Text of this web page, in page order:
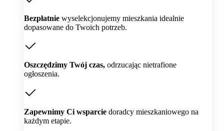
Bezpłatnie wyselekcjonujemy mieszkania idealnie
dopasowane do Twoich potrzeb.
Oszczędzimy Twój czas, odrzucając nietrafione
ogłoszenia.
Zapewnimy Ci wsparcie doradcy mieszkaniowego na
każdym etapie.